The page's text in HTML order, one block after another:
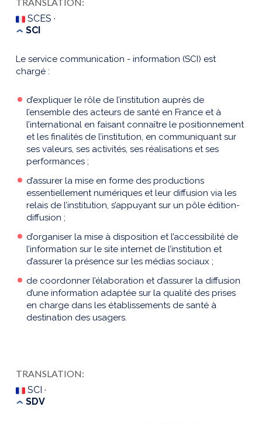
SCES ·
SCI
Le service communication - information (SCI) est
chargé :
d’expliquer le rôle de l’institution auprès de
l’ensemble des acteurs de santé en France et à
l’international en faisant connaître le positionnement
et les finalités de l’institution, en communiquant sur
ses valeurs, ses activités, ses réalisations et ses
performances ;
d’assurer la mise en forme des productions
essentiellement numériques et leur diffusion via les
relais de l’institution, s’appuyant sur un pôle édition-
diffusion ;
d’organiser la mise à disposition et l’accessibilité de
l’information sur le site internet de l’institution et
d’assurer la présence sur les médias sociaux ;
de coordonner l’élaboration et d’assurer la diffusion
d’une information adaptée sur la qualité des prises
en charge dans les établissements de santé à
destination des usagers.
TRANSLATION:
SCI ·
SDV